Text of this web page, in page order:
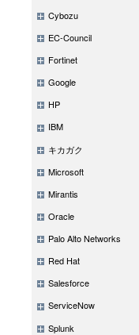
Cybozu
EC-Council
Fortinet
Google
HP
IBM
キカガク
Microsoft
Mirantis
Oracle
Palo Alto Networks
Red Hat
Salesforce
ServiceNow
Splunk